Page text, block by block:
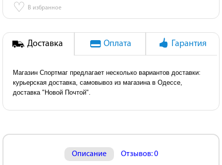
♡ В избранное
Доставка Оплата Гарантия
Магазин Спортмаг предлагает несколько вариантов доставки:
курьерская доставка, самовывоз из магазина в Одессе,
доставка "Новой Почтой".
Описание Отзывов: 0